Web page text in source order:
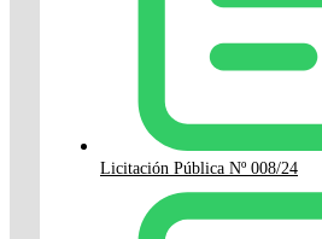
Licitación Pública Nº 008/24